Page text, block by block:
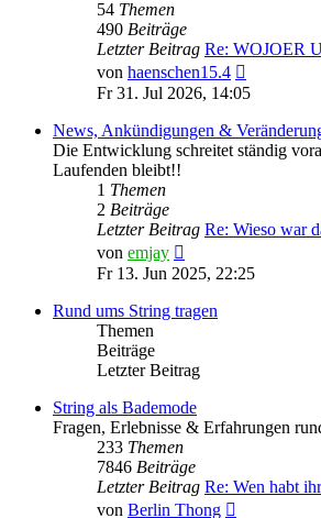
54 Themen
490 Beiträge
Letzter Beitrag Re: WOJOER
von haenschen15.4
Beitrag
Fr 31. Jul 2026, 14:05
News, Ankündigungen &
Die Entwicklung schreitet ständig
Laufenden bleibt!!
1 Themen
2 Beiträge
Letzter Beitrag Re: Wieso war
von emjay
Beitrag
Fr 13. Jun 2025, 22:25
Rund ums String tragen
Themen
Beiträge
Letzter Beitrag
String als Bademode
Fragen, Erlebnisse & Erfahrungen
233 Themen
7846 Beiträge
Letzter Beitrag Re: Wen habt
von Berlin Thong